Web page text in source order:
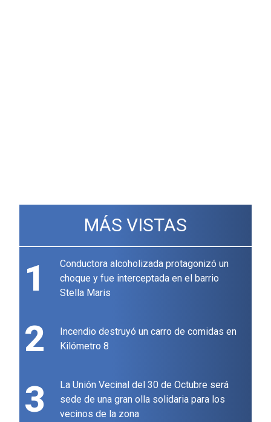
MÁS VISTAS
1
Conductora alcoholizada protagonizó un
choque y fue interceptada en el barrio
Stella Maris
2
Incendio destruyó un carro de comidas en
Kilómetro 8
3
La Unión Vecinal del 30 de Octubre será
sede de una gran olla solidaria para los
vecinos de la zona